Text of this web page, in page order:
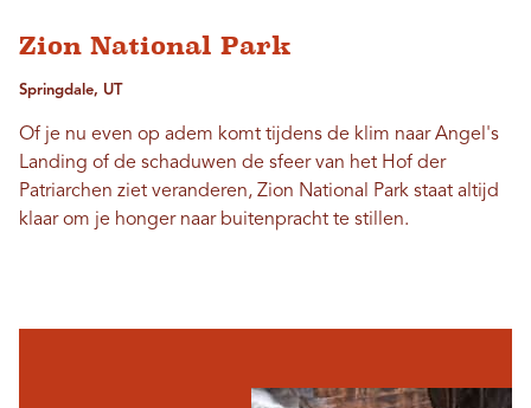
Zion National Park
Springdale, UT
Of je nu even op adem komt tijdens de klim naar Angel's
Landing of de schaduwen de sfeer van het Hof der
Patriarchen ziet veranderen, Zion National Park staat altijd
klaar om je honger naar buitenpracht te stillen.